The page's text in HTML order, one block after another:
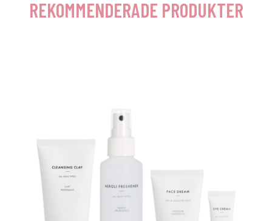
REKOMMENDERADE PRODUKTER